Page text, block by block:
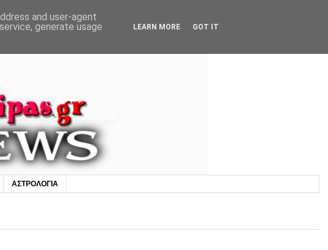
ΑΣΤΡΟΛΟΓΙΑ
and user-agent
generate usage
LEARN MORE GOT IT